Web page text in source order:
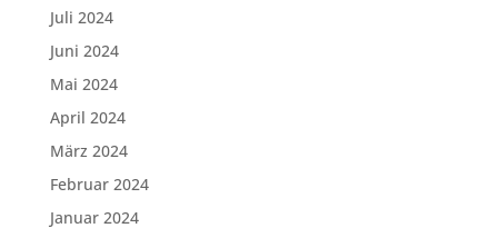
Juli 2024
Juni 2024
Mai 2024
April 2024
März 2024
Februar 2024
Januar 2024